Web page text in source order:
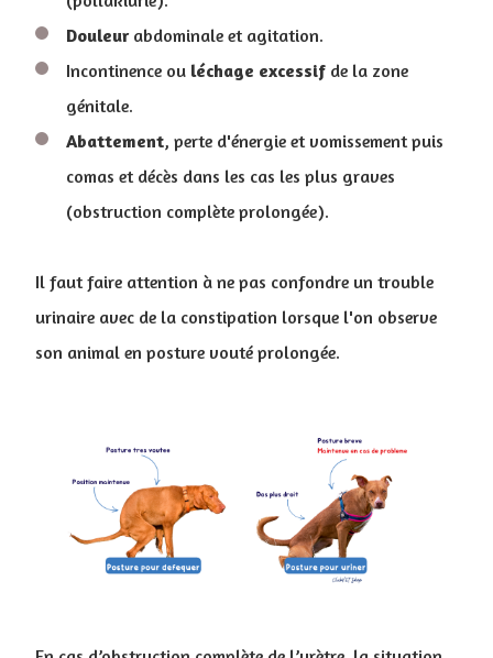
Douleurabdominale et agitation.
Incontinence ou léchage excessif de la zone
génitale.
Abattement, perte d'énergie et vomissement puis
comas et décès dans les cas les plus graves
(obstruction complète prolongée).
Il faut faire attention à ne pas confondre un trouble
urinaire avec de la constipation lorsque l'on observe
son animal en posture vouté prolongée.